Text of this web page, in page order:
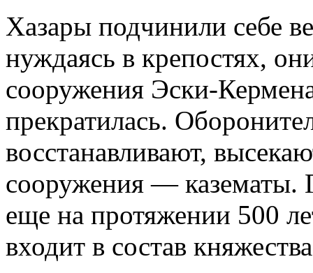
Хазары подчинили себе
нуждаясь в крепостях,
сооружения Эски-
прекратилась.
восстанавливают,
сооружения — казематы.
еще на протяжении 500
входит в состав